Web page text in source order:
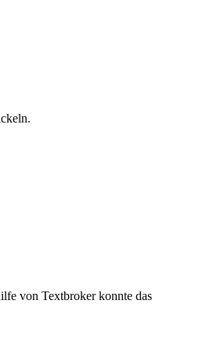
von Textbroker konnte das